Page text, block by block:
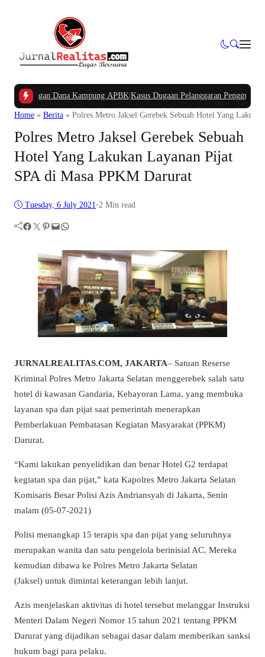
Dana Kampung APBK|Kasus Dugaan Pelanggaran Penggunaan
Home » Berita » Polres Metro Jaksel Gerebek Sebuah Hotel Yang
Polres Metro Jaksel Gerebek Sebuah
Hotel Yang Lakukan Layanan Pijat
SPA di Masa PPKM Darurat
Tuesday, 6 July 2021•2 Min read
Facebook Twitter Pinterest Mail WhatsApp
JURNALREALITAS.COM, JAKARTA– Satuan Reserse
Kriminal Polres Metro Jakarta Selatan menggerebek salah satu
hotel di kawasan Gandaria, Kebayoran Lama, yang membuka
layanan spa dan pijat saat pemerintah menerapkan
Pemberlakuan Pembatasan Kegiatan Masyarakat (PPKM)
Darurat.
“Kami lakukan penyelidikan dan benar Hotel G2 terdapat
kegiatan spa dan pijat,” kata Kapolres Metro Jakarta Selatan
Komisaris Besar Polisi Azis Andriansyah di Jakarta, Senin
malam (05-07-2021)
Polisi menangkap 15 terapis spa dan pijat yang seluruhnya
merupakan wanita dan satu pengelola berinisial AC. Mereka
kemudian dibawa ke Polres Metro Jakarta Selatan
(Jaksel) untuk dimintai keterangan lebih lanjut.
Azis menjelaskan aktivitas di hotel tersebut melanggar Instruksi
Menteri Dalam Negeri Nomor 15 tahun 2021 tentang PPKM
Darurat yang dijadikan sebagai dasar dalam memberikan sanksi
hukum bagi para pelaku.